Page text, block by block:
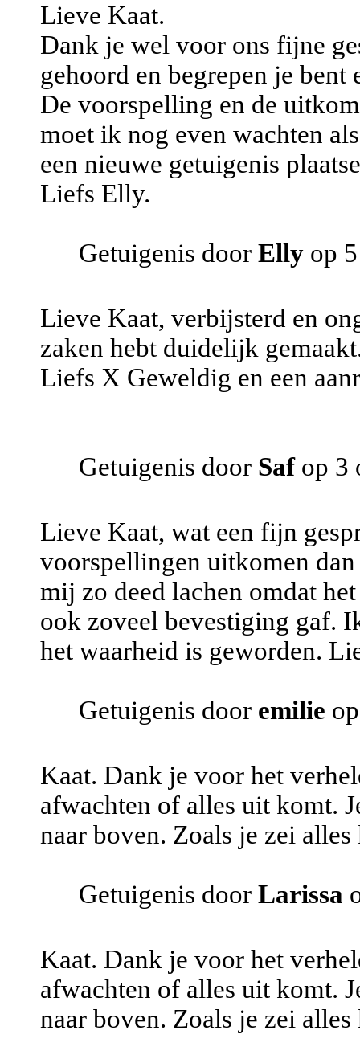
Lieve Kaat.
Dank je wel voor ons fijne
gehoord en begrepen je bent
De voorspelling en de
moet ik nog even wachten
een nieuwe getuigenis
Liefs Elly.
Getuigenis door Elly op
Lieve Kaat, verbijsterd en
zaken hebt duidelijk
Liefs X Geweldig en een
Getuigenis door Safop 3
Lieve Kaat, wat een fijn
voorspellingen uitkomen
mij zo deed lachen omdat
ook zoveel bevestiging gaf.
het waarheid is geworden.
Getuigenis door emilie
Kaat. Dank je voor het
afwachten of alles uit komt.
naar boven. Zoals je zei
Getuigenis door Larissa
Kaat. Dank je voor het
afwachten of alles uit komt.
naar boven. Zoals je zei